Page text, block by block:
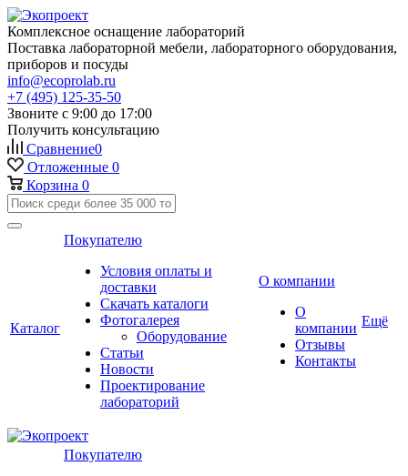
Комплексное оснащение лабораторий
Поставка лабораторной мебели, лабораторного оборудования,
приборов и посуды
info@ecoprolab.ru
+7 (495) 125-35-50
Звоните с 9:00 до 17:00
Получить консультацию
Сравнение0
Отложенные 0
Корзина 0
Каталог
Покупателю
Условия оплаты и
доставки
Скачать каталоги
Фотогалерея
Оборудование
Статьи
Новости
Проектирование
лабораторий
О компании
О
компании
Отзывы
Контакты
Ещё
Покупателю